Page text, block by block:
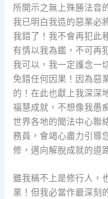
所開示之無上殊勝法音
我已明白我造的惡業必
我錯了！我不會再犯此
有情以我為鑑，不可再
我可以，我一定護念一
免錯任何因果！因為惡
的！在此也獻上我深深
福慧成就，不想像我愚
世界各地的聞法中心聯
務員，會竭心盡力引導
修，邁向解脫成就的道
雖我稱不上是修行人，
業！但我必當作最深刻